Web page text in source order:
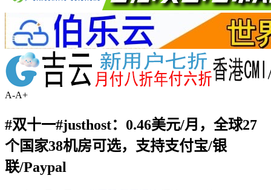
A-A+
#双十一#justhost：0.46美元/月，全球27
个国家38机房可选，支持支付宝/银
联/Paypal